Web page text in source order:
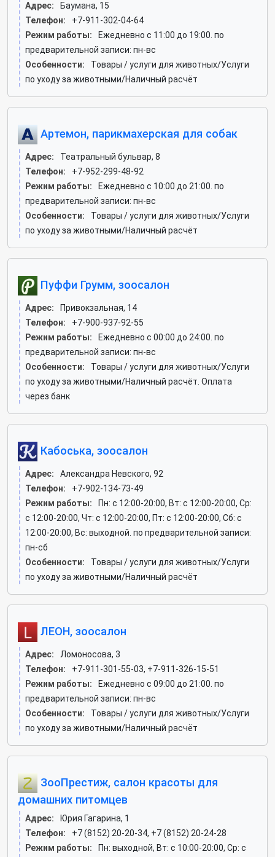
Адрес:
Баумана, 15
Телефон:
+7-911-302-04-64
Режим работы:
Ежедневно с 11:00 до 19:00. по
предварительной записи: пн-вс
Особенности:
Товары / услуги для животных/Услуги
по уходу за животными/Наличный расчёт
Артемон, парикмахерская для собак
Адрес:
Театральный бульвар, 8
Телефон:
+7-952-299-48-92
Режим работы:
Ежедневно с 10:00 до 21:00. по
предварительной записи: пн-вс
Особенности:
Товары / услуги для животных/Услуги
по уходу за животными/Наличный расчёт
Пуффи Грумм, зоосалон
Адрес:
Привокзальная, 14
Телефон:
+7-900-937-92-55
Режим работы:
Ежедневно с 00:00 до 24:00. по
предварительной записи: пн-вс
Особенности:
Товары / услуги для животных/Услуги
по уходу за животными/Наличный расчёт. Оплата
через банк
Кабоська, зоосалон
Адрес:
Александра Невского, 92
Телефон:
+7-902-134-73-49
Режим работы:
Пн: c 12:00-20:00, Вт: c 12:00-20:00, Ср:
c 12:00-20:00, Чт: c 12:00-20:00, Пт: c 12:00-20:00, Сб: c
12:00-20:00, Вс: выходной. по предварительной записи:
пн-сб
Особенности:
Товары / услуги для животных/Услуги
по уходу за животными/Наличный расчёт
ЛЕОН, зоосалон
Адрес:
Ломоносова, 3
Телефон:
+7-911-301-55-03, +7-911-326-15-51
Режим работы:
Ежедневно с 09:00 до 21:00. по
предварительной записи: пн-вс
Особенности:
Товары / услуги для животных/Услуги
по уходу за животными/Наличный расчёт
ЗооПрестиж, салон красоты для
домашних питомцев
Адрес:
Юрия Гагарина, 1
Телефон:
+7 (8152) 20-20-34, +7 (8152) 20-24-28
Режим работы:
Пн: выходной, Вт: c 10:00-20:00, Ср: c